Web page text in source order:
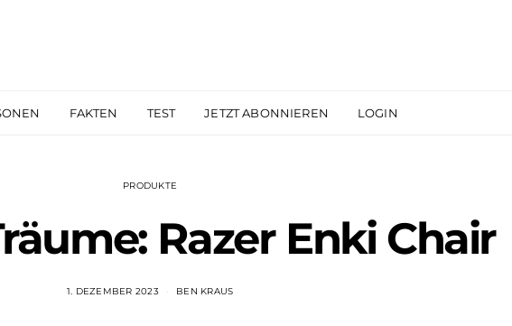
FAKTEN TEST JETZT ABONNIEREN LOGIN
PRODUKTE
Razer Enki Chair
1. DEZEMBER 2023 BEN KRAUS